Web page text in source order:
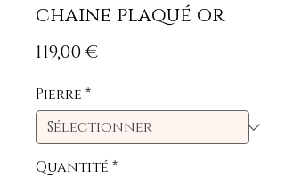
chaine plaqué or
119,00 €Prix
Pierre *
Quantité *